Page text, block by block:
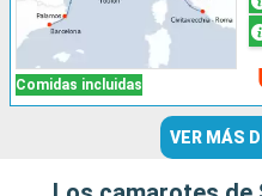
Comidas incluidas
VER MÁS